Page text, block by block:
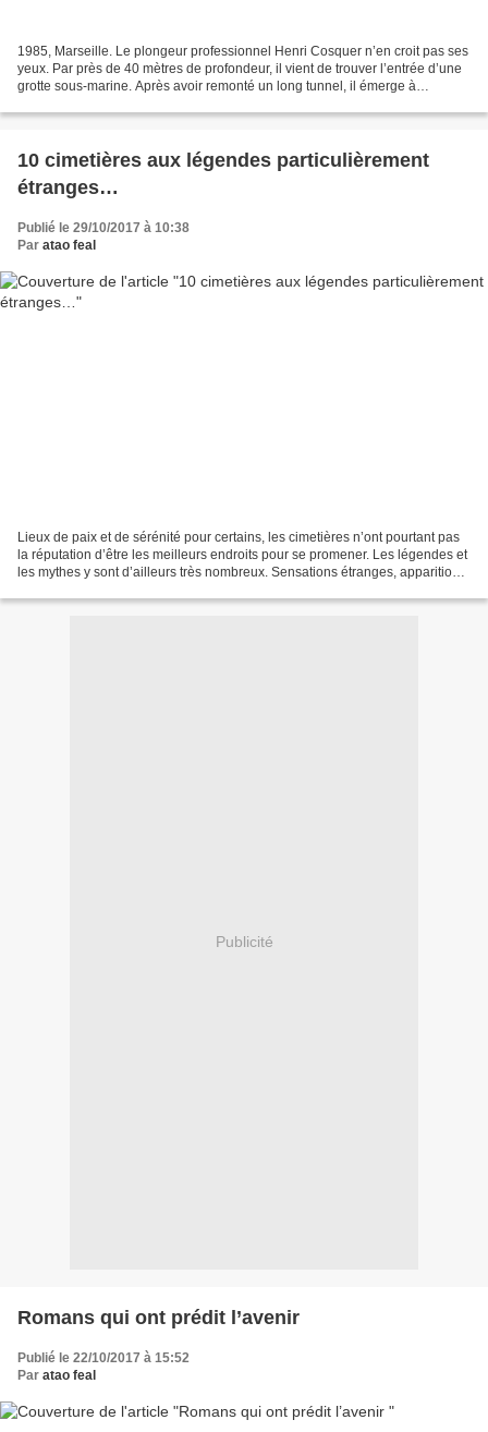
1985, Marseille. Le plongeur professionnel Henri Cosquer n’en croit pas ses
yeux. Par près de 40 mètres de profondeur, il vient de trouver l’entrée d’une
grotte sous-marine. Après avoir remonté un long tunnel, il émerge à
10 cimetières aux légendes particulièrement
étranges…
Publié le 29/10/2017 à 10:38
Par atao feal
Lieux de paix et de sérénité pour certains, les cimetières n’ont pourtant pas
la réputation d’être les meilleurs endroits pour se promener. Les légendes et
les mythes y sont d’ailleurs très nombreux. Sensations étranges, apparitions
Publicité
Romans qui ont prédit l’avenir
Publié le 22/10/2017 à 15:52
Par atao feal